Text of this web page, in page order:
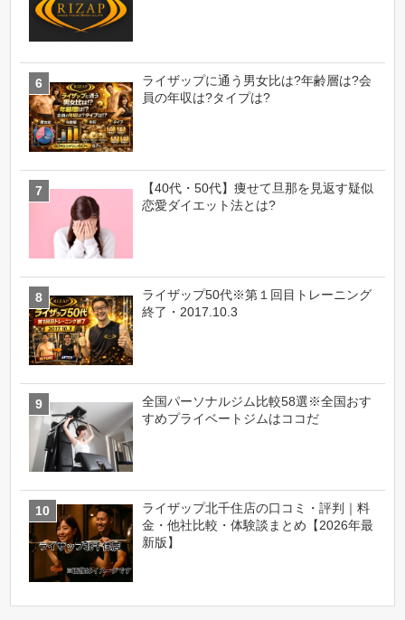
ライザップに通う男女比は?年齢層は?会
員の年収は?タイプは?
【40代・50代】痩せて旦那を見返す疑似
恋愛ダイエット法とは?
ライザップ50代※第１回目トレーニング
終了・2017.10.3
全国パーソナルジム比較58選※全国おす
すめプライベートジムはココだ
ライザップ北千住店の口コミ・評判｜料
金・他社比較・体験談まとめ【2026年最
新版】